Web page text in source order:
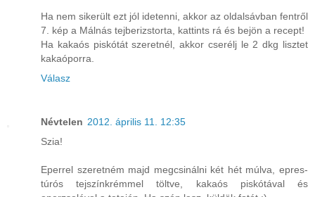
Ha nem sikerült ezt jól idetenni, akkor az oldalsávban fentről
7. kép a Málnás tejberizstorta, kattints rá és bejön a recept!
Ha kakaós piskótát szeretnél, akkor cserélj le 2 dkg lisztet
kakaóporra.
Válasz
Névtelen 2012. április 11. 12:35
Szia!
Eperrel szeretném majd megcsinálni két hét múlva, epres-
túrós tejszínkrémmel töltve, kakaós piskótával és